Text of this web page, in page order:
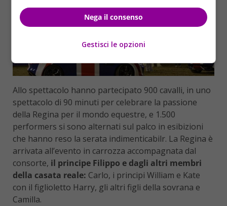
Allo spettacolo hanno partecipato 900 cavalli, in uno
spettacolo di 90 minuti per celebrare la passione
della Regina per il mondo equestre, e 1.500
performers si sono alternati sul palco in esibizioni
che hanno reso la serata indimenticabilr. La Regina è
arrivata all’evento in carrozza accompagnata dal
consorte, il principe Filippo e dagli altri membri
della casata reale: Carlo, i principi William e Kate
con il figlioletto Harry, gli altri figli della sovrana e
Camilla.
Nega il consenso
Gestisci le opzioni